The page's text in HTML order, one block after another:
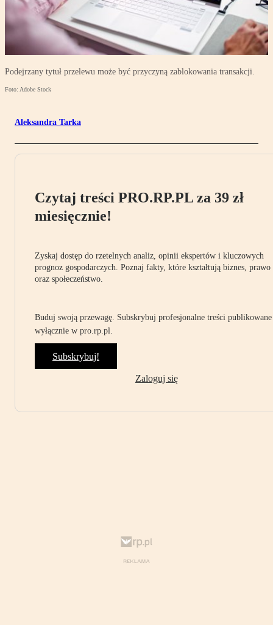
Podejrzany tytuł przelewu może być przyczyną zablokowania transakcji.
Foto: Adobe Stock
Aleksandra Tarka
Czytaj treści PRO.RP.PL za 39 zł
miesięcznie!
Zyskaj dostęp do rzetelnych analiz, opinii ekspertów i kluczowych
prognoz gospodarczych. Poznaj fakty, które kształtują biznes, prawo
oraz społeczeństwo.
Buduj swoją przewagę. Subskrybuj profesjonalne treści publikowane
wyłącznie w pro.rp.pl.
Subskrybuj!
Zaloguj się